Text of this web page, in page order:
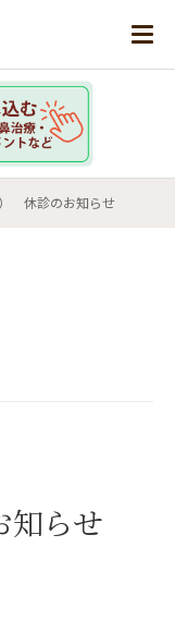
休診のお知らせ
らせ